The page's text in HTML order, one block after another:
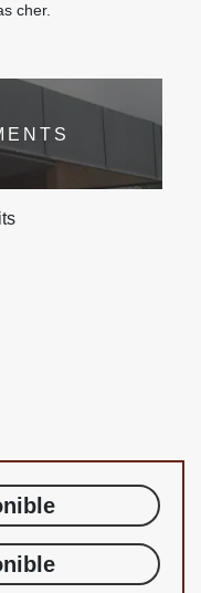
cher.